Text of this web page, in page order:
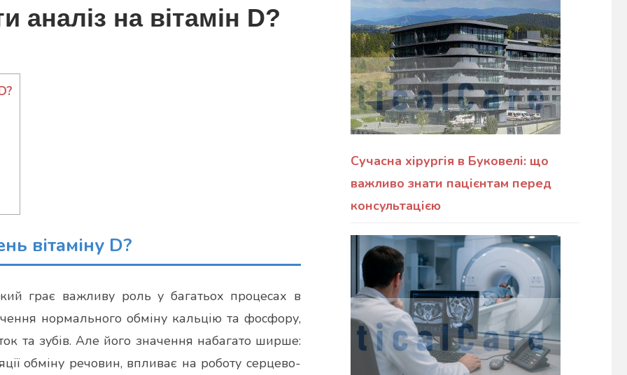
аналіз на вітамін D?
вітаміну D?
грає важливу роль у багатьох процесах в
нормального обміну кальцію та фосфору,
та зубів. Але його значення набагато ширше:
обміну речовин, впливає на роботу серцево-
Сучасна хірургія в Буковелі: що
важливо знати пацієнтам перед
консультацією